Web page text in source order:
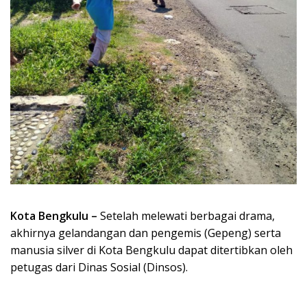
Kota Bengkulu – Setelah melewati berbagai drama,
akhirnya gelandangan dan pengemis (Gepeng) serta
manusia silver di Kota Bengkulu dapat ditertibkan oleh
petugas dari Dinas Sosial (Dinsos).